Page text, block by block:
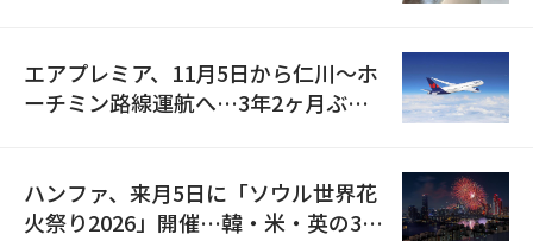
エアプレミア、11月5日から仁川〜ホ
ーチミン路線運航へ…3年2ヶ月ぶり
ハンファ、来月5日に「ソウル世界花
火祭り2026」開催…韓・米・英の3カ